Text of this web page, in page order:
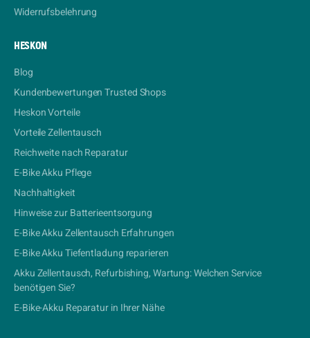
Widerrufsbelehrung
HESKON
Blog
Kundenbewertungen Trusted Shops
Heskon Vorteile
Vorteile Zellentausch
Reichweite nach Reparatur
E-Bike Akku Pflege
Nachhaltigkeit
Hinweise zur Batterieentsorgung
E-Bike Akku Zellentausch Erfahrungen
E-Bike Akku Tiefentladung reparieren
Akku Zellentausch, Refurbishing, Wartung: Welchen Service
benötigen Sie?
E-Bike-Akku Reparatur in Ihrer Nähe